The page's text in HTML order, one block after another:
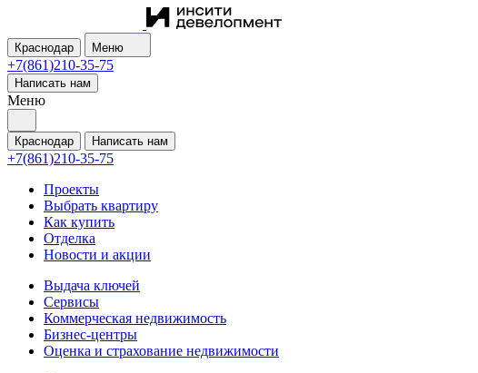
Краснодар Меню
+7(861)210-35-75
Написать нам
Меню
Краснодар Написать нам
+7(861)210-35-75
Проекты
Выбрать квартиру
Как купить
Отделка
Новости и акции
Выдача ключей
Сервисы
Коммерческая недвижимость
Бизнес-центры
Оценка и страхование недвижимости